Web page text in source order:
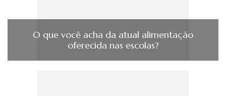
O que você acha da atual alimentação
oferecida nas escolas?